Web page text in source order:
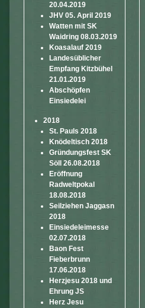
20.04.2019
JHV 05. April 2019
Watten mit SK
Waidring 08.03.2019
Koasalauf 2019
Landesüblicher
Empfang Kitzbühel
21.01.2019
Abschöpfen
Einsiedelei
2018
St. Pauls 2018
Knödeltisch 2018
Gründungsfest SK
Söll 26.08.2018
Eröffnung
Radweltpokal
18.08.2018
Seilziehen Jaggasn
2018
Einsiedeleimesse
02.07.2018
Baon Fest
Fieberbrunn
17.06.2018
Herzjesu 2018 und
Ehrung JS
Herz Jesu